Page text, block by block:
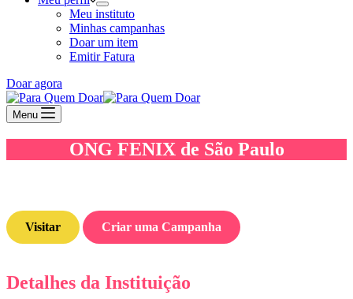
Meu instituto
Minhas campanhas
Doar um item
Emitir Fatura
Doar agora
Menu
ONG FENIX de São Paulo
Visitar Criar uma Campanha
Detalhes da Instituição